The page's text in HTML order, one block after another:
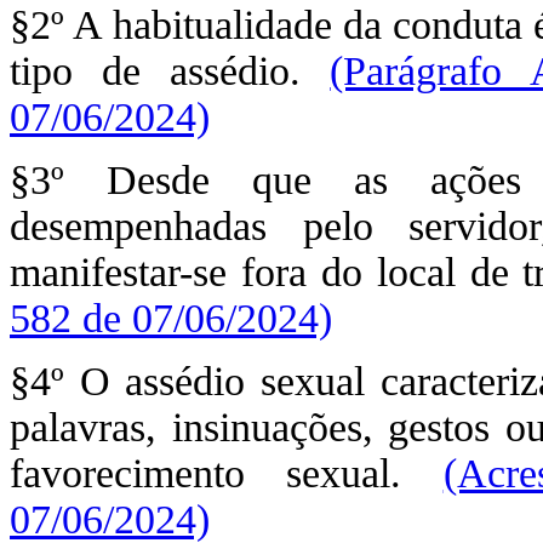
§2º A habitualidade da
tipo de assédio. (Parágrafo
07/06/2024)
§3º Desde que as ações
desempenhadas pelo
manifestar-se fora do local de
582 de 07/06/2024)
§4º O assédio sexual
palavras, insinuações, gestos
favorecimento sexual.
07/06/2024)